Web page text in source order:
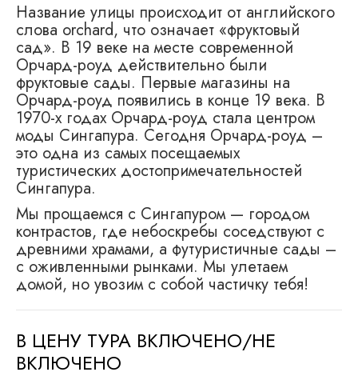
Название улицы происходит от английского
слова orchard, что означает «фруктовый
сад». В 19 веке на месте современной
Орчард-роуд действительно были
фруктовые сады. Первые магазины на
Орчард-роуд появились в конце 19 века. В
1970-х годах Орчард-роуд стала центром
моды Сингапура. Сегодня Орчард-роуд –
это одна из самых посещаемых
туристических достопримечательностей
Сингапура.
Мы прощаемся с Сингапуром — городом
контрастов, где небоскребы соседствуют с
древними храмами, а футуристичные сады –
с оживленными рынками. Мы улетаем
домой, но увозим с собой частичку тебя!
В ЦЕНУ ТУРА ВКЛЮЧЕНО/НЕ
ВКЛЮЧЕНО